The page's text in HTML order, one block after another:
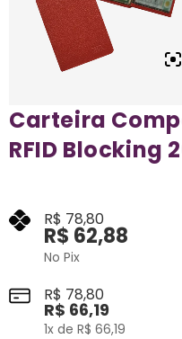
Carteira
RFID Blocking
R$ 78,80
R$ 66,19
1x de R$ 66,19
R$ 78,80
R$ 62,88
No Pix